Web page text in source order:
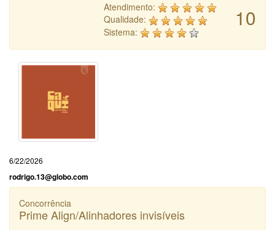
10
Atendimento:
Qualidade:
Sistema:
6/22/2026
rodrigo.13@globo.com
Concorrência
Prime Align/Alinhadores invisíveis